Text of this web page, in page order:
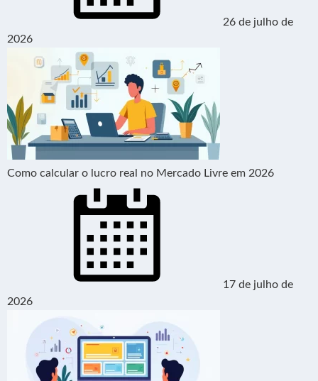
26 de julho de
2026
Como calcular o lucro real no Mercado Livre em 2026
17 de julho de
2026